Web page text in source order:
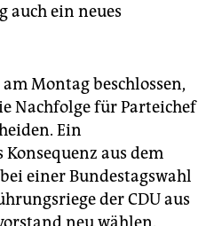
auch ein neues
Montag beschlossen,
Nachfolge für Parteichef
Ein
aus dem
einer Bundestagswahl
der CDU aus